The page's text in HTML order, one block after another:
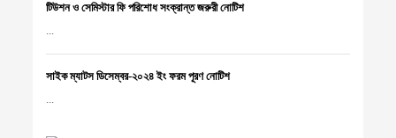
টিউশন ও সেমিস্টার ফি পরিশোধ সংক্রান্ত জরুরী নোটিশ
...
সাইক ম্যাটস ডিসেম্বর-২০২৪ ইং ফরম পূরণ নোটিশ
...